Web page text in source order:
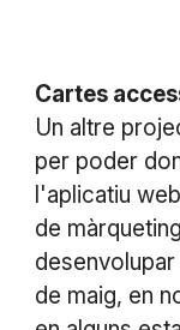
Cartes
Un altre
per poder
l'aplicatiu
de
de maig, en